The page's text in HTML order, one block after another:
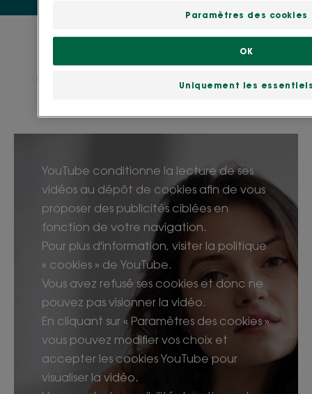
Une poudre nettoyante à 96% d'ingrédient
YouTube conditionne la lecture de ses
vidéos au dépôt de cookies afin de vous
proposer des publicités ciblées en
fonction de votre navigation.
Pour plus d'information, visiter la politique
« cookies » de YouTube.
Vous avez refusé ses cookies et donc ne
pouvez pas visionner la vidéo.
En cliquant sur « Paramètres des cookies »
vous pouvez modifier vos choix et
accepter les cookies YouTube pour
visualiser la vidéo.
Paramètres des cookies
Uniquement les
OK